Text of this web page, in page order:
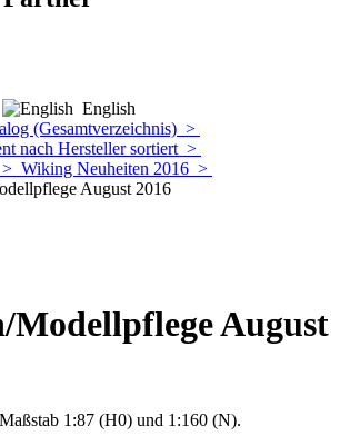
English
(Gesamtverzeichnis) >
nach Hersteller sortiert >
> Wiking Neuheiten 2016 >
August 2016
Modellpflege August
1:87 (H0) und 1:160 (N).